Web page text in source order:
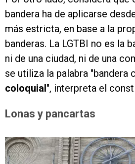
bandera ha de aplicarse
más estricta, en base a la
banderas. La LGTBI no es la
ni de una ciudad, ni de una
se utiliza la palabra "bandera
coloquial", interpreta el
Lonas y pancartas